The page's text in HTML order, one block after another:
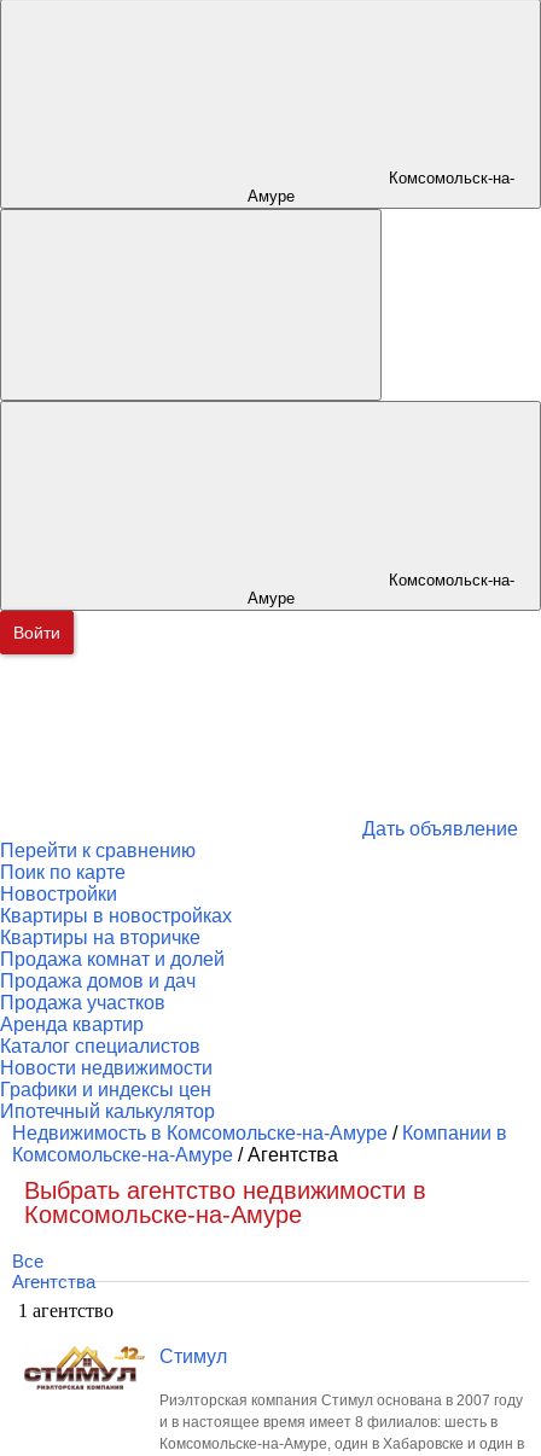
Комсомольск-на-
Амуре
Комсомольск-на-
Амуре
Войти
Дать объявление
Перейти к сравнению
Поик по карте
Новостройки
Квартиры в новостройках
Квартиры на вторичке
Продажа комнат и долей
Продажа домов и дач
Продажа участков
Аренда квартир
Каталог специалистов
Новости недвижимости
Графики и индексы цен
Ипотечный калькулятор
Недвижимость в Комсомольске-на-Амуре / Компании в
Комсомольске-на-Амуре / Агентства
Выбрать агентство недвижимости в
Комсомольске-на-Амуре
Все
Агентства
1 агентство
Стимул
Риэлторская компания Стимул основана в 2007 году
и в настоящее время имеет 8 филиалов: шесть в
Комсомольске-на-Амуре, один в Хабаровске и один в